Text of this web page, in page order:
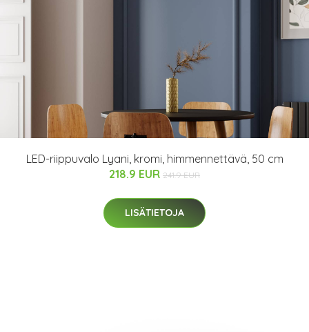
LED-riippuvalo Lyani, kromi, himmennettävä, 50 cm
218.9 EUR 241.9 EUR
LISÄTIETOJA